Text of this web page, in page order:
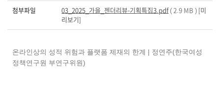
첨부파일 03_2025_가을_젠더리뷰-기획특집3.pdf( 2.9 MB ) [미
리보기]
온라인상의 성적 위험과 플랫폼 제재의 한계 | 정연주(한국여성
정책연구원 부연구위원)